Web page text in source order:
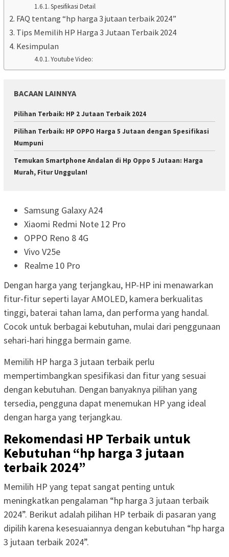
Spesifikasi Detail
FAQ tentang “hp harga 3 jutaan terbaik 2024”
Tips Memilih HP Harga 3 Jutaan Terbaik 2024
Kesimpulan
Youtube Video:
BACAAN LAINNYA
Pilihan Terbaik: HP 2 Jutaan Terbaik 2024
Pilihan Terbaik: HP OPPO Harga 5 Jutaan dengan Spesifikasi
Mumpuni
Temukan Smartphone Andalan di Hp Oppo 5 Jutaan: Harga
Murah, Fitur Unggulan!
Samsung Galaxy A24
Xiaomi Redmi Note 12 Pro
OPPO Reno 8 4G
Vivo V25e
Realme 10 Pro
Dengan harga yang terjangkau, HP-HP ini menawarkan
fitur-fitur seperti layar AMOLED, kamera berkualitas
tinggi, baterai tahan lama, dan performa yang handal.
Cocok untuk berbagai kebutuhan, mulai dari penggunaan
sehari-hari hingga bermain game.
Memilih HP harga 3 jutaan terbaik perlu
mempertimbangkan spesifikasi dan fitur yang sesuai
dengan kebutuhan. Dengan banyaknya pilihan yang
tersedia, pengguna dapat menemukan HP yang ideal
dengan harga yang terjangkau.
Rekomendasi HP Terbaik untuk
Kebutuhan “hp harga 3 jutaan
terbaik 2024”
Memilih HP yang tepat sangat penting untuk
meningkatkan pengalaman “hp harga 3 jutaan terbaik
2024”. Berikut adalah pilihan HP terbaik di pasaran yang
dipilih karena kesesuaiannya dengan kebutuhan “hp harga
3 jutaan terbaik 2024”.